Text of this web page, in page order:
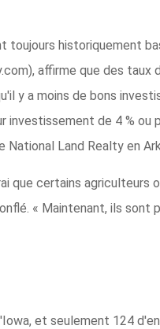
toujours historiquement
affirme que des taux
y a moins de bons
de 4 % ou
Land Realty en
que certains agriculteurs
« Maintenant, ils sont
et seulement 124